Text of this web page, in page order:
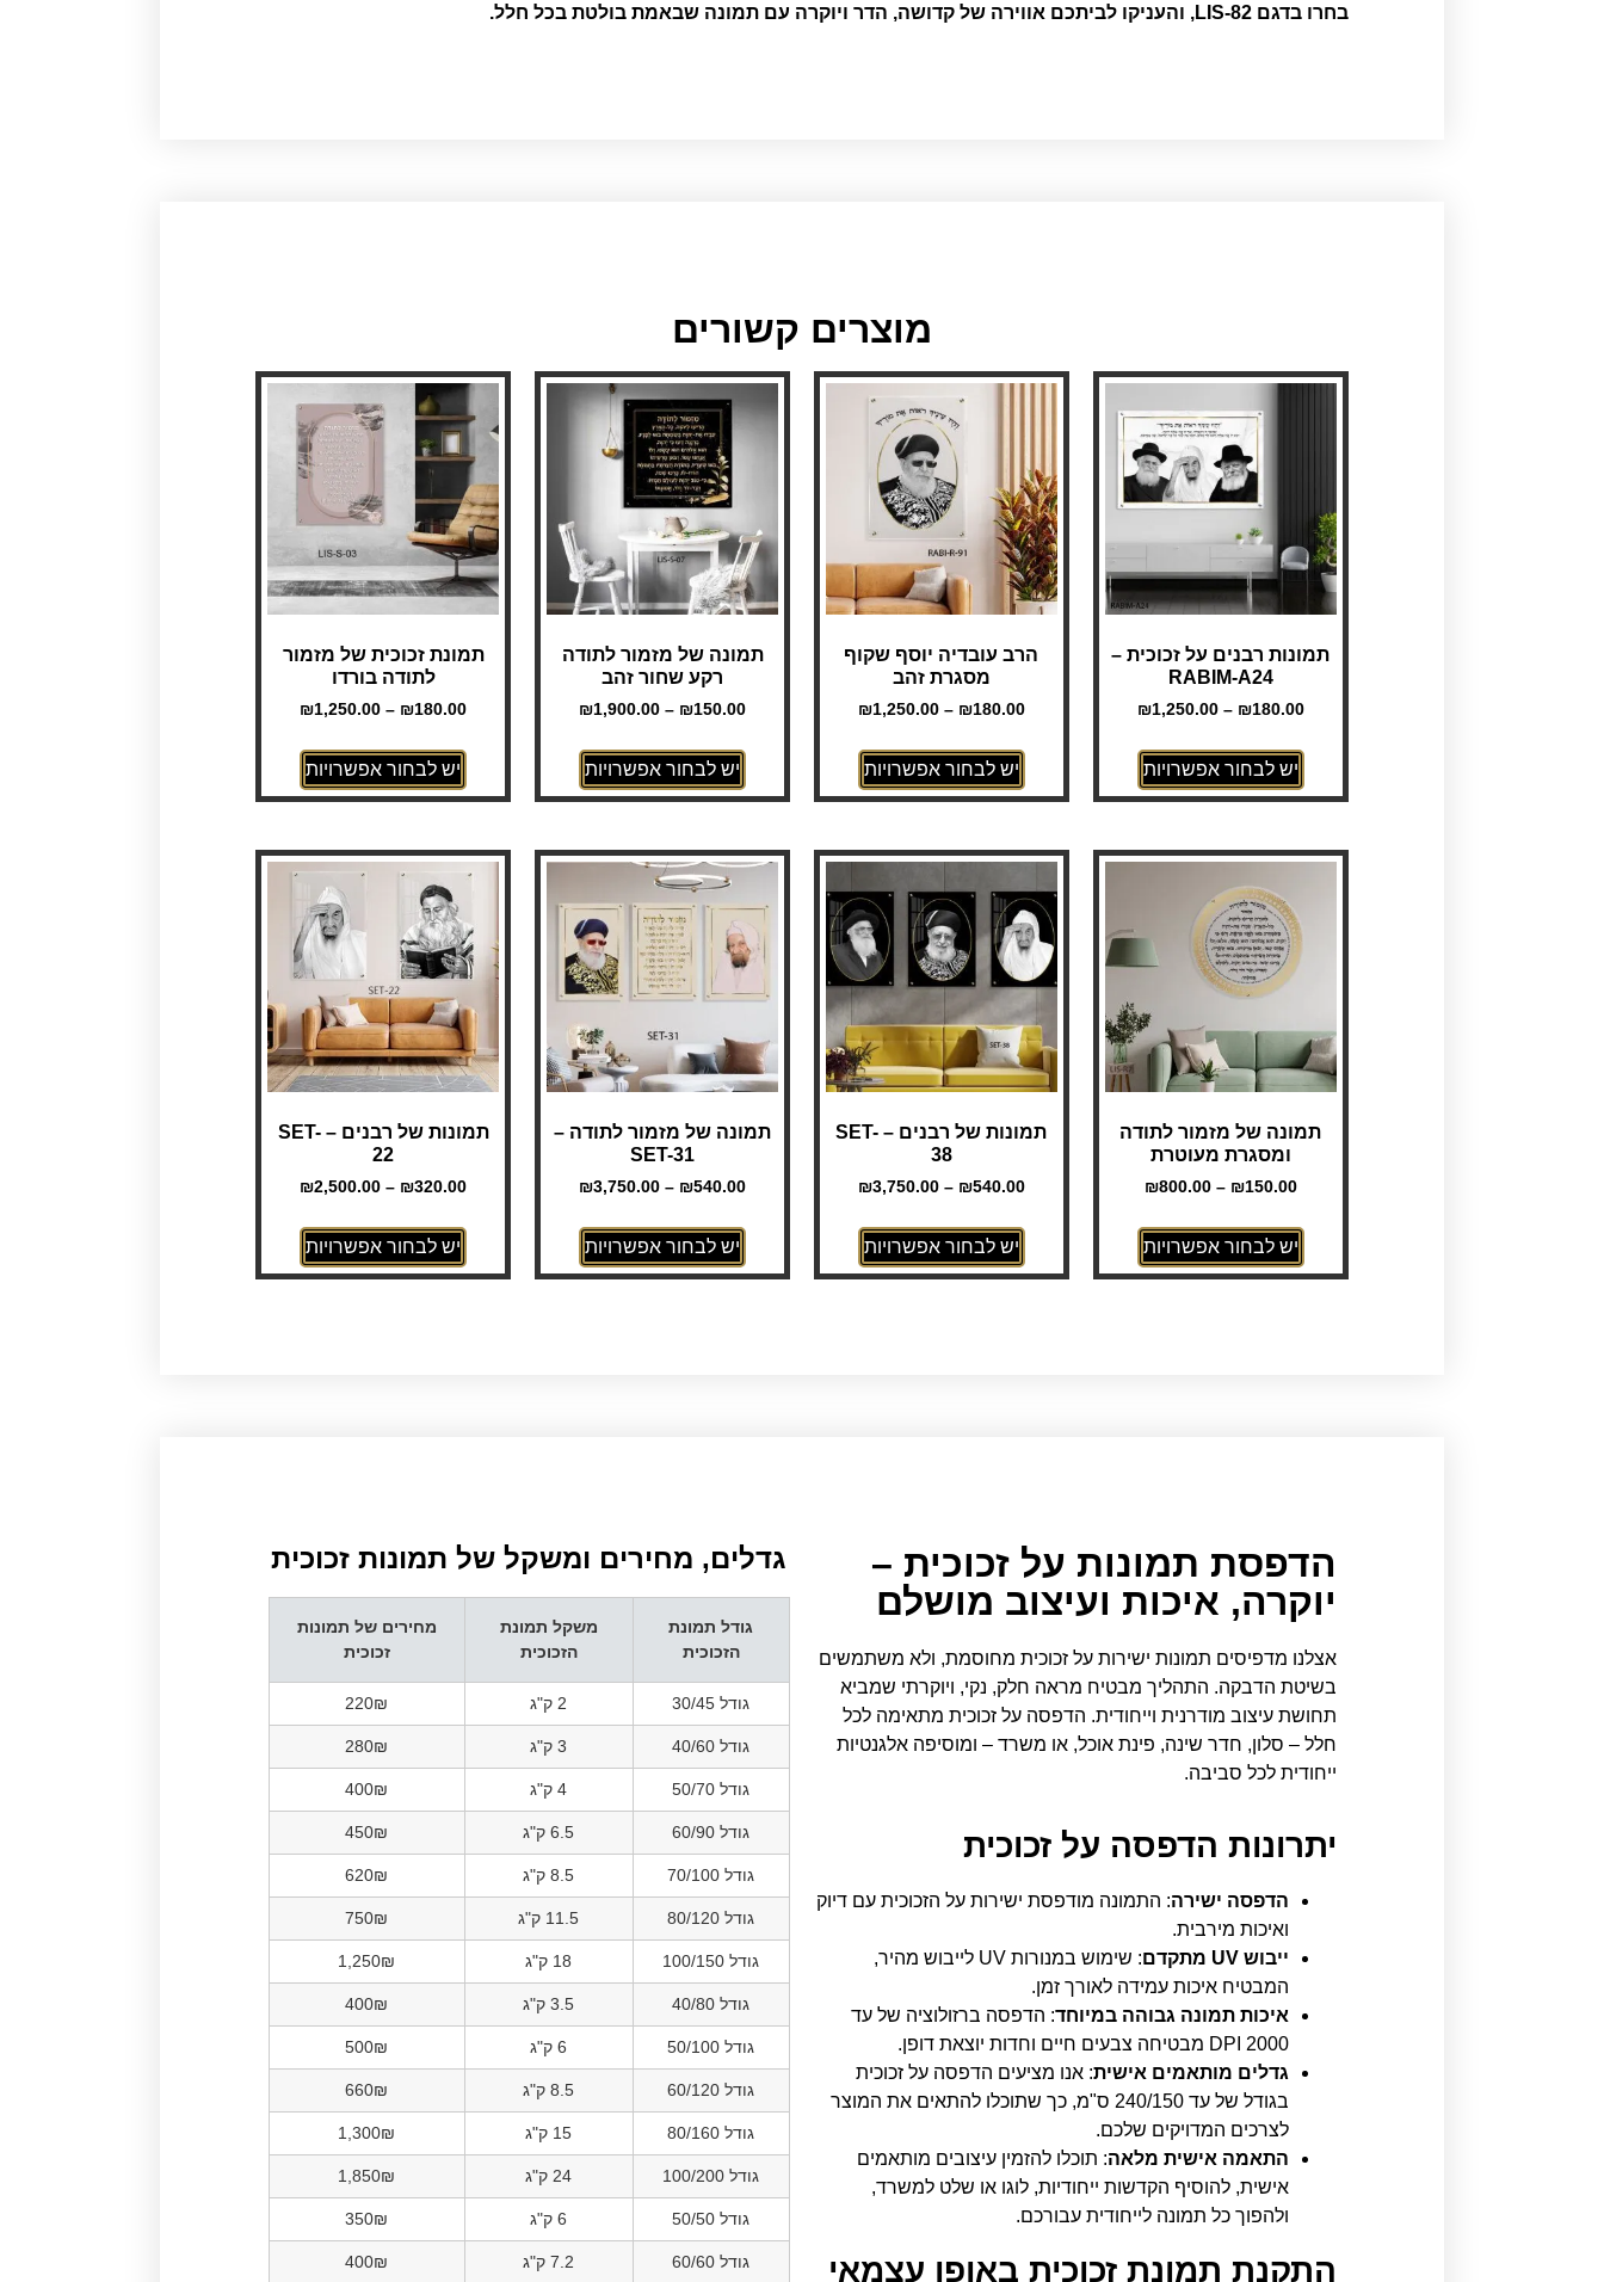
בחרו בדגם LIS-82, והעניקו לביתכם אווירה של קדושה, הדר ויוקרה עם תמונה שבאמת בולטת בכל חלל.
מוצרים קשורים
תמונות רבנים על זכוכית –
RABIM-A24
₪180.00
–
₪1,250.00
יש לבחור אפשרויות
הרב עובדיה יוסף שקוף
מסגרת זהב
₪180.00
–
₪1,250.00
יש לבחור אפשרויות
תמונה של מזמור לתודה
רקע שחור זהב
₪150.00
–
₪1,900.00
יש לבחור אפשרויות
תמונת זכוכית של מזמור
לתודה בורדו
₪180.00
–
₪1,250.00
יש לבחור אפשרויות
תמונה של מזמור לתודה
ומסגרת מעוטרת
₪150.00
–
₪800.00
יש לבחור אפשרויות
תמונות של רבנים – SET-
38
₪540.00
–
₪3,750.00
יש לבחור אפשרויות
תמונה של מזמור לתודה –
SET-31
₪540.00
–
₪3,750.00
יש לבחור אפשרויות
תמונות של רבנים – SET-
22
₪320.00
–
₪2,500.00
יש לבחור אפשרויות
הדפסת תמונות על זכוכית –
יוקרה, איכות ועיצוב מושלם
אצלנו מדפיסים תמונות ישירות על זכוכית מחוסמת, ולא משתמשים
בשיטת הדבקה. התהליך מבטיח מראה חלק, נקי, ויוקרתי שמביא
תחושת עיצוב מודרנית וייחודית. הדפסה על זכוכית מתאימה לכל
חלל – סלון, חדר שינה, פינת אוכל, או משרד – ומוסיפה אלגנטיות
ייחודית לכל סביבה.
יתרונות הדפסה על זכוכית
הדפסה ישירה: התמונה מודפסת ישירות על הזכוכית עם דיוק
ואיכות מירבית.
ייבוש UV מתקדם
: שימוש במנורות UV לייבוש מהיר,
המבטיח איכות עמידה לאורך זמן.
איכות תמונה גבוהה במיוחד: הדפסה ברזולוציה של עד
2000 DPI מבטיחה צבעים חיים וחדות יוצאת דופן.
גדלים מותאמים אישית: אנו מציעים הדפסה על זכוכית
בגודל של עד 240/150 ס"מ, כך שתוכלו להתאים את המוצר
לצרכים המדויקים שלכם.
התאמה אישית מלאה: תוכלו להזמין עיצובים מותאמים
אישית, להוסיף הקדשות ייחודיות, לוגו או שלט למשרד,
ולהפוך כל תמונה לייחודית עבורכם.
התקנת תמונת זכוכית באופן עצמאי
גדלים, מחירים ומשקל של תמונות זכוכית
גודל תמונת
הזכוכית
משקל תמונת
הזכוכית
מחירים של תמונות
זכוכית
גודל 30/45 2 ק"ג 220₪
גודל 40/60 3 ק"ג 280₪
גודל 50/70 4 ק"ג 400₪
גודל 60/90 6.5 ק"ג 450₪
גודל 70/100 8.5 ק"ג 620₪
גודל 80/120 11.5 ק"ג 750₪
גודל 100/150 18 ק"ג 1,250₪
גודל 40/80 3.5 ק"ג 400₪
גודל 50/100 6 ק"ג 500₪
גודל 60/120 8.5 ק"ג 660₪
גודל 80/160 15 ק"ג 1,300₪
גודל 100/200 24 ק"ג 1,850₪
גודל 50/50 6 ק"ג 350₪
גודל 60/60 7.2 ק"ג 400₪